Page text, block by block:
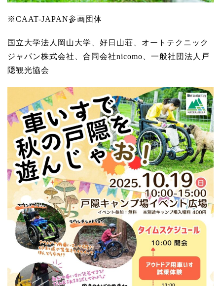
※CAAT-JAPAN参画団体
国立大学法人岡山大学、好日山荘、オートテクニック
ジャパン株式会社、合同会社nicomo、一般社団法人戸
隠観光協会